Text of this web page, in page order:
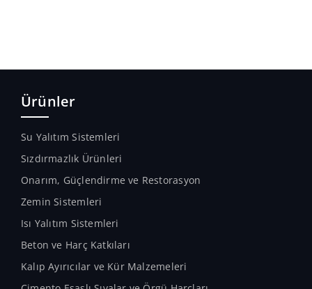
Ürünler
Su Yalıtım Sistemleri
Sızdırmazlık Ürünleri
Onarım, Güçlendirme ve Restorasyon
Zemin Sistemleri
Isı Yalıtım Sistemleri
Beton ve Harç Katkıları
Kalıp Ayırıcılar ve Kür Malzemeleri